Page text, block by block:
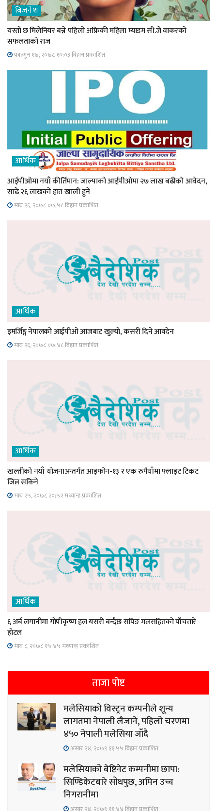
बिजनेश
यस्तो छ मिलेनियर बन्ने पहिलो अफ्रिकी महिला म्याडम सी.जे वाकरको
सफलताको राज
फाल्गुन १७, २०७८ १०;०३ बिहान प्रकाशित
आर्थिक
आईपीओमा नयाँ कीर्तिमान: जाल्पाको आईपीओमा २७ लाख बढीको आवेदन,
साढे २६ लाखको हात खाली हुने
माघ २६, २०७८ ०७;५८ बिहान प्रकाशित
आर्थिक
इमर्जिङ्ग नेपालको आईपीओ आजबाट खुल्यो, कसरी दिने आवदेन
माघ २६, २०७८ ०७;४८ बिहान प्रकाशित
आर्थिक
खल्तीको नयाँ योजनाअन्तर्गत आइफोन-१३ र एक रुपैयाँमा फ्लाइट टिकट
जित्न सकिने
माघ २५, २०७८ २०;५२ मध्यान्ह प्रकाशित
आर्थिक
६ अर्ब लगानीमा गोपीकृष्ण हल यसरी बन्दैछ सपिङ मलसहितको पाँचतारे
होटल
माघ ८, २०७८ १५;४५ मध्यान्ह प्रकाशित
ताजा पोष्ट
मलेसियाको विस्ट्रन कम्पनीले शून्य
लागतमा नेपाली लैजाने, पहिलो चरणमा
४५० नेपाली मलेसिया जाँदै
असार २४, २०७९ ११;५५ बिहान प्रकाशित
मलेसियाको बेष्टिनेट कम्पनीमा छापा:
सिण्डिकेटबारे सोधपुछ, अमिन उच्च
निगरानीमा
असार २४, २०७९ ११;४४ बिहान प्रकाशित